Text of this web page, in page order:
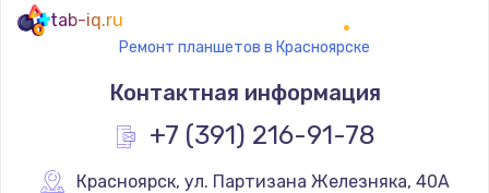
Заказать
Ремонт подсветки
от 1200 руб.
Заказать
tab-iq.ru
Ремонт планшетов в Красноярске
Контактная информация
+7 (391) 216-91-78
Красноярск, ул. Партизана Железняка, 40А